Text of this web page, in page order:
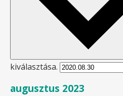
kiválasztása.
augusztus 2023